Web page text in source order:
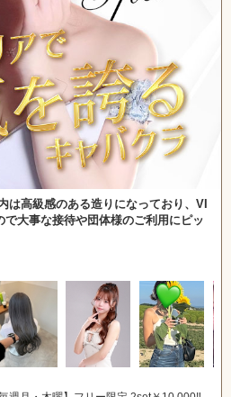
は高級感のある造りになっており、VI
で大事な接待や団体様のご利用にピッ